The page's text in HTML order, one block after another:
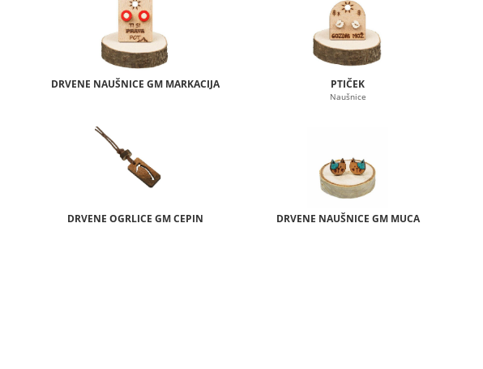
DRVENE NAUŠNICE GM MARKACIJA PTIČEK
Naušnice
DRVENE OGRLICE GM CEPIN DRVENE NAUŠNICE GM MUCA